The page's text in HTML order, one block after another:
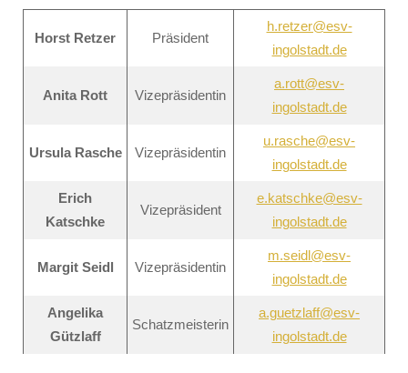
Horst Retzer Präsident
h.retzer@esv-
ingolstadt.de
Anita Rott Vizepräsidentin
a.rott@esv-
ingolstadt.de
Ursula Rasche Vizepräsidentin
u.rasche@esv-
ingolstadt.de
Erich
Katschke
Vizepräsident
e.katschke@esv-
ingolstadt.de
Margit Seidl Vizepräsidentin
m.seidl@esv-
ingolstadt.de
Angelika
Gützlaff
Schatzmeisterin
a.guetzlaff@esv-
ingolstadt.de